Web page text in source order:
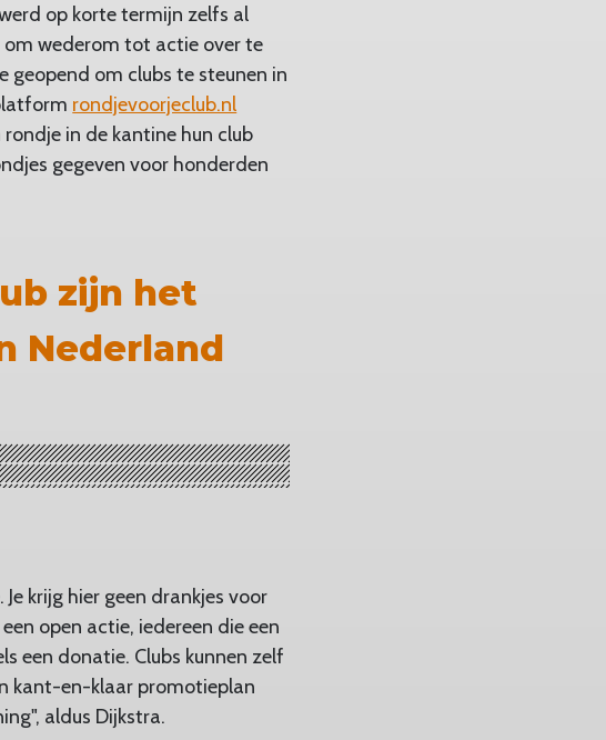
op korte termijn zelfs al
wederom tot actie over te
geopend om clubs te steunen in
rondjevoorjeclub.nl
in de kantine hun club
gegeven voor honderden
zijn het
Nederland
krijg hier geen drankjes voor
open actie, iedereen die een
een donatie. Clubs kunnen zelf
kant-en-klaar promotieplan
aldus Dijkstra.